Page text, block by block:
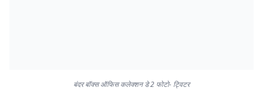
बंदर बॉक्स ऑफिस कलेक्शन डे 2 फोटो- ट्विटर